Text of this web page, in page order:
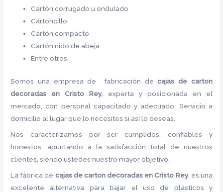
Cartón corrugado u ondulado
Cartoncillo
Cartón compacto
Cartón nido de abeja
Entre otros.
Somos una empresa de fabricación decajas de carton
decoradas en Cristo Rey, experta y posicionada en el
mercado, con personal capacitado y adecuado. Servicio a
domicilio al lugar que lo necesites si así lo deseas.
Nos caracterizamos por ser cumplidos, confiables y
honestos, apuntando a la satisfacción total de nuestros
clientes, siendo ustedes nuestro mayor objetivo.
La fábrica de cajas de carton decoradas en Cristo Rey, es una
excelente alternativa para bajar el uso de plásticos y